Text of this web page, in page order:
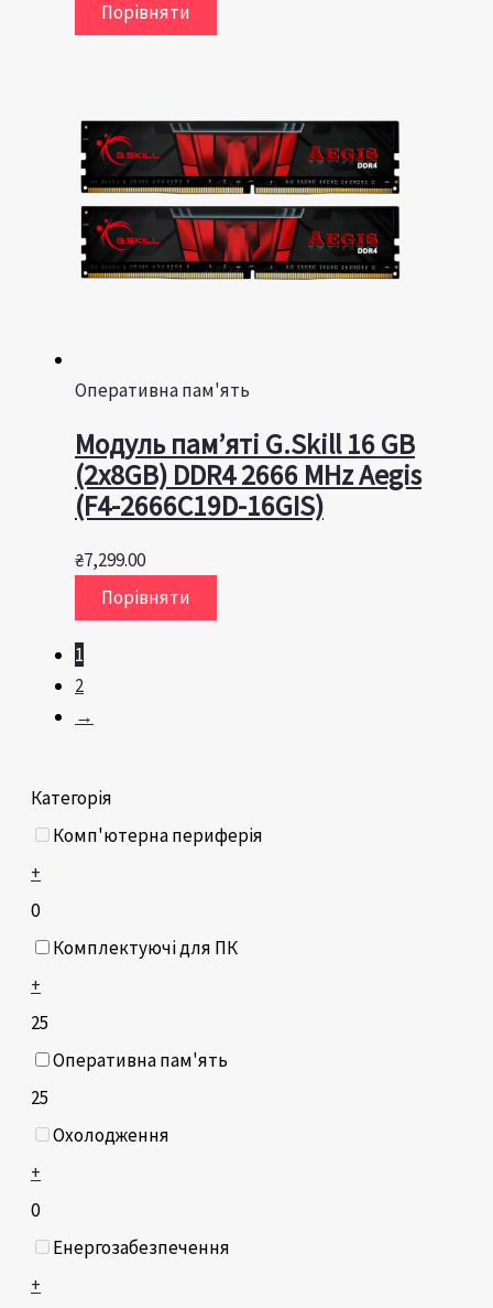
Категорія
Комп'ютерна периферія
+
0
Комплектуючі для ПК
+
25
Оперативна пам'ять
25
Охолодження
+
0
Енергозабезпечення
+
Порівняти
Оперативна пам'ять
Модуль пам’яті G.Skill 16 GB
(2x8GB) DDR4 2666 MHz Aegis
(F4-2666C19D-16GIS)
₴7,299.00
Порівняти
1
2
→